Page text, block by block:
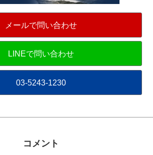
メールで問い合わせ
03-5243-1230
コメント